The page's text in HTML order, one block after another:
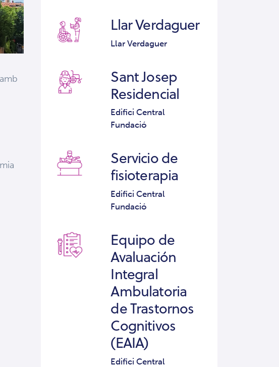
Llar Verdaguer
Llar Verdaguer
Sant Josep
Residencial
Edifici Central
Fundació
Servicio de
fisioterapia
Edifici Central
Fundació
Equipo de
Avaluación
Integral
Ambulatoria
de Trastornos
Cognitivos
(EAIA)
Edifici Central